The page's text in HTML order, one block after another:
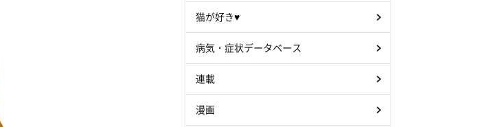
猫が好き♥
病気・症状データベース
連載
漫画